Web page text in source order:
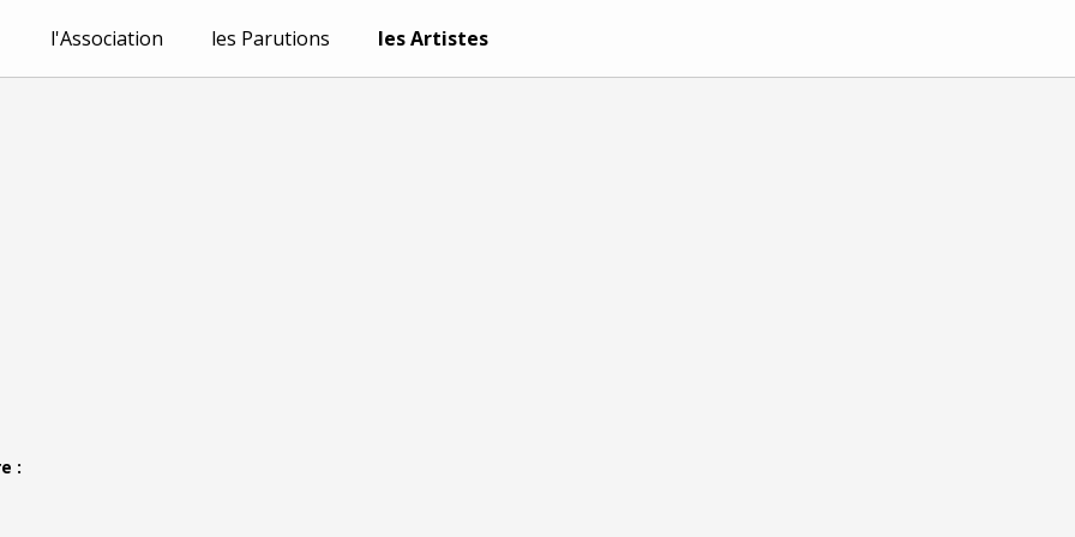
l'Association les Parutions les Artistes
: